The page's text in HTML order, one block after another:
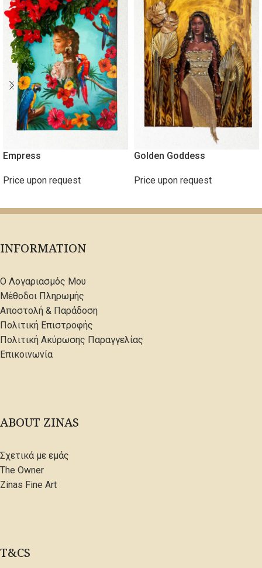
Empress
Price upon request
Golden Goddess
Price upon request
INFORMATION
Ο Λογαριασμός Μου
Μέθοδοι Πληρωμής
Αποστολή & Παράδοση
Πολιτική Επιστροφής
Πολιτική Ακύρωσης Παραγγελίας
Επικοινωνία
ABOUT ZINAS
Σχετικά με εμάς
The Owner
Zinas Fine Art
T&CS